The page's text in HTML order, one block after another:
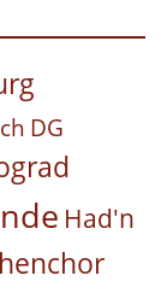
DG
Had'n